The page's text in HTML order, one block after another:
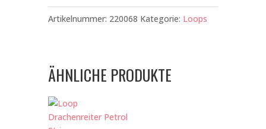
Weiss
Artikelnummer: 220068 Kategorie: Loops
ÄHNLICHE PRODUKTE